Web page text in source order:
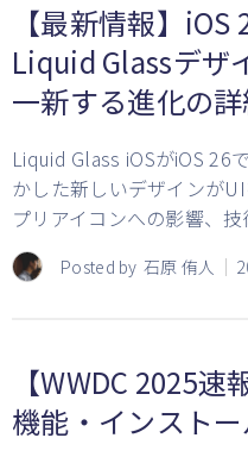
【最新情報】
Liquid Glassデザ
一新する進化の
Liquid Glass iOSがiOS 26
かした新しいデザインが
プリアイコンへの影響、技
Posted by 石原 侑人
【WWDC 2025
機能・インスト